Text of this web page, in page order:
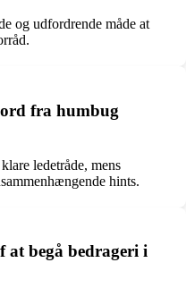
og udfordrende måde at
fra humbug
ledetråde, mens
hints.
at begå bedrageri i